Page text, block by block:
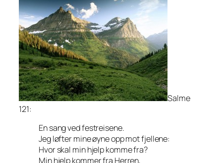
Salme
121:
En sang ved festreisene.
Jeg løfter mine øyne opp mot fjellene:
Hvor skal min hjelp komme fra?
Min hjelp kommer fra Herren,